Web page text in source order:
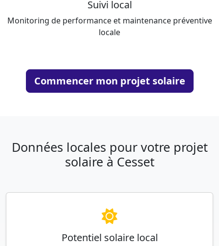
Suivi local
Monitoring de performance et maintenance préventive
locale
Commencer mon projet solaire
Données locales pour votre projet
solaire à Cesset
Potentiel solaire local